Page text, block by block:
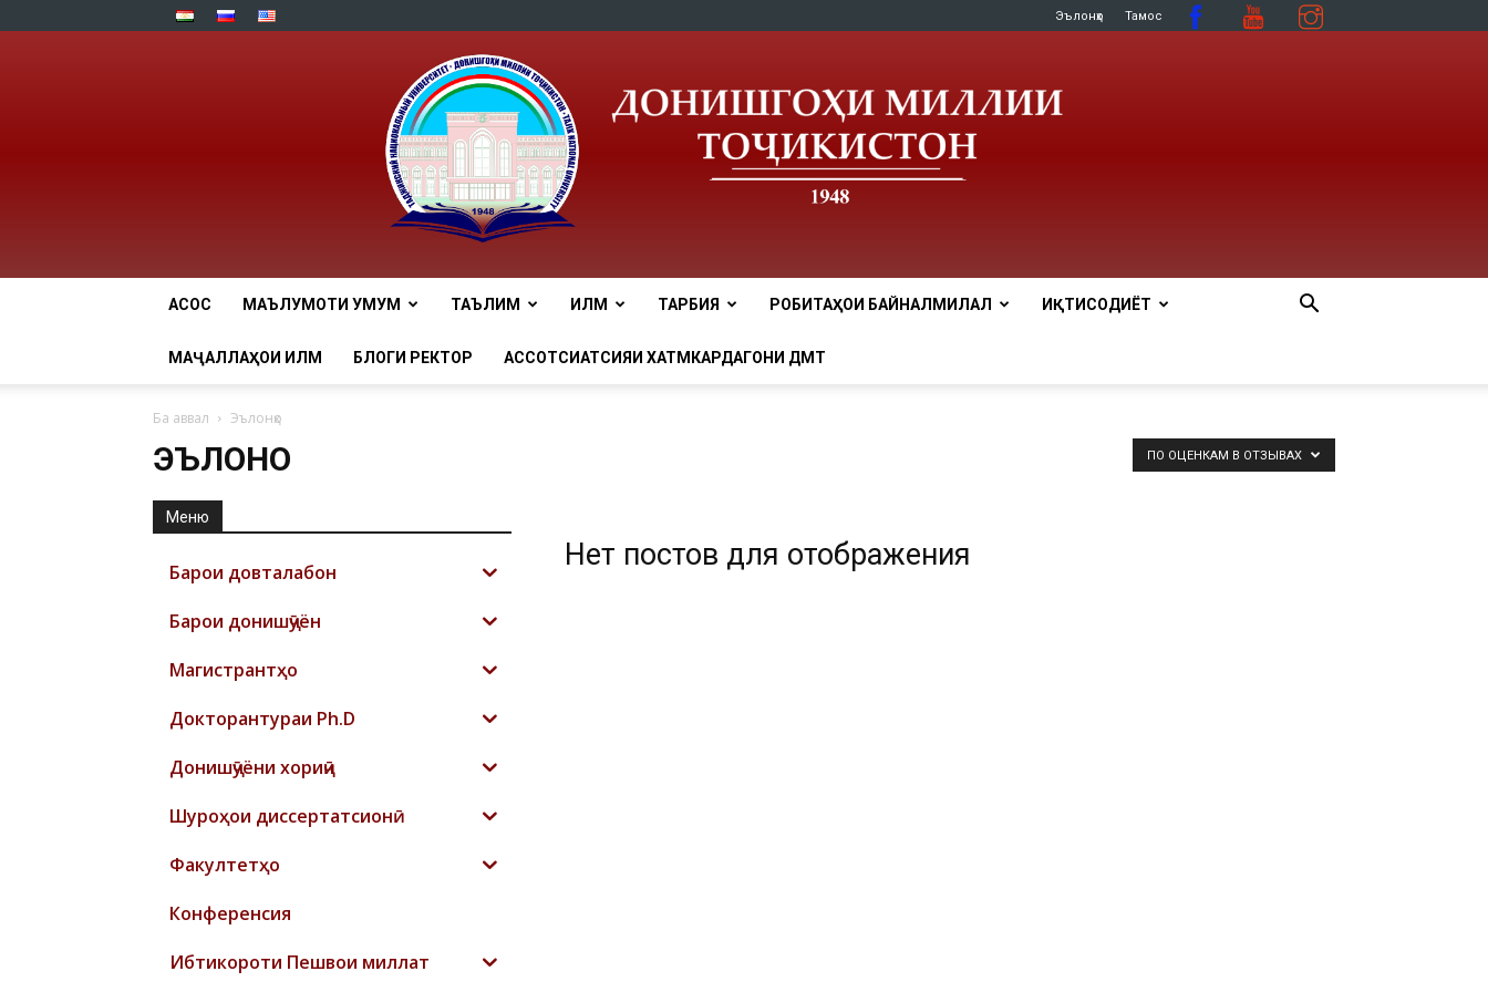
Эълонҳо Тамос
tnu
АСОСӢ МАЪЛУМОТИ УМУМӢ ТАЪЛИМ ИЛМ ТАРБИЯ РОБИТАҲОИ БАЙНАЛМИЛАЛӢ ИҚТИСОДИЁТ
МАҶАЛЛАҲОИ ИЛМӢ БЛОГИ РЕКТОР АССОТСИАТСИЯИ ХАТМКАРДАГОНИ ДМТ
Ба аввал Эълонҳо
ЭЪЛОНҲО ПО ОЦЕНКАМ В ОТЗЫВАХ
Нет постов для отображения
Меню
Барои довталабон
Барои донишҷӯён
Магистрантҳо
Докторантураи Ph.D
Донишҷӯёни хориҷӣ
Шyроҳои диссертатсионӣ
Факултетҳо
Конференсия
Ибтикороти Пешвои миллат